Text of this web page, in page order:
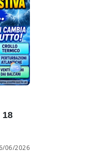
18
06/2026